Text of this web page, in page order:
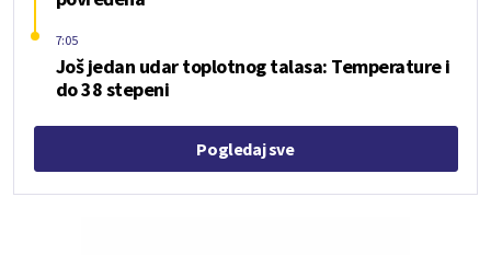
Još jedan udar toplotnog talasa: Temperature i
do 38 stepeni
7:05
Pogledaj sve